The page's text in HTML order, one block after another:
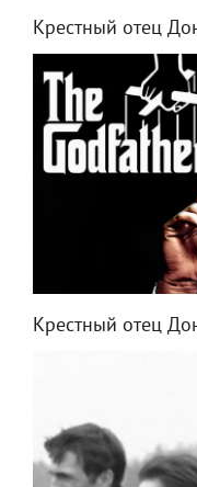
Крестный отец
Крестный отец